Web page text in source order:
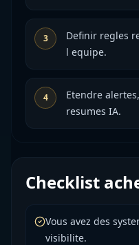
3
Definir regles
l equipe.
4
Etendre
resumes IA.
Checklist
Vous avez des
visibilite.